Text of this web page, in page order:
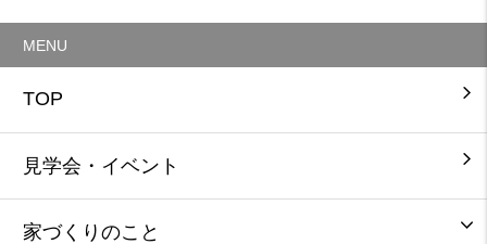
MENU
TOP
見学会・イベント
家づくりのこと